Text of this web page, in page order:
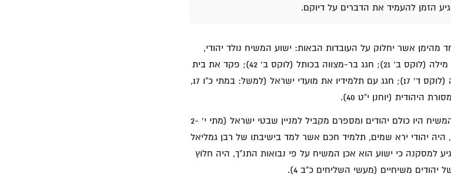
הזמן להעמיד את הדברים על דיוקם.
מהימן אשר יחלוק על העובדות הבאות: ישוע המשיח נולד יהודי,
להורים יהודים; הוא גדל כיהודי; עבר ברית מילה (לוקס ב' 21); חגג בר-מצווה בכותל (לוקס ב' 42); פקד את בית
הכנסת בקביעות (לוקס ד' 16); עלה לתורה (לוקס ד' 17); חגג עם תלמידיו את מועדי ישראל (למשל: במתי כ"ו 17,
זה לא הכל: תלמידיו הראשונים של ישוע המשיח היו כולם יהודים ומספרם מקביל למניין שבטי ישראל (מתי י' 2-
יהודי ירא שמים, תלמיד חכם אשר למד בישיבתו של רבן גמליאל
שבעצמו הגיע למסקנה כי ישוע הוא אכן המשיח על פי נבואות התנ"ך, היה חלוץ
משיחיים (מעשי השליחים כ"ב 4).